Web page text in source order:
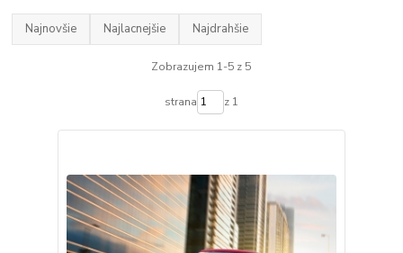
Najnovšie Najlacnejšie Najdrahšie
Zobrazujem 1-5 z 5
strana z 1